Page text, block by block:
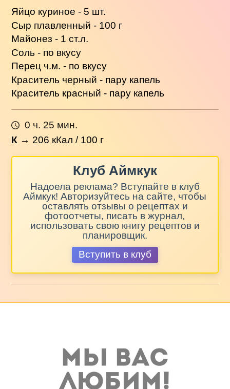
Яйцо куриное - 5 шт.
Сыр плавленный - 100 г
Майонез - 1 ст.л.
Соль - по вкусу
Перец ч.м. - по вкусу
Краситель черный - пару капель
Краситель красный - пару капель
0 ч. 25 мин.
К → 206 кКал / 100 г
Клуб Аймкук
Надоела реклама? Вступайте в клуб
Аймкук! Авторизуйтесь на сайте, чтобы
оставлять отзывы о рецептах и
фотоотчеты, писать в журнал,
использовать свою книгу рецептов и
планировщик.
Вступить в клуб